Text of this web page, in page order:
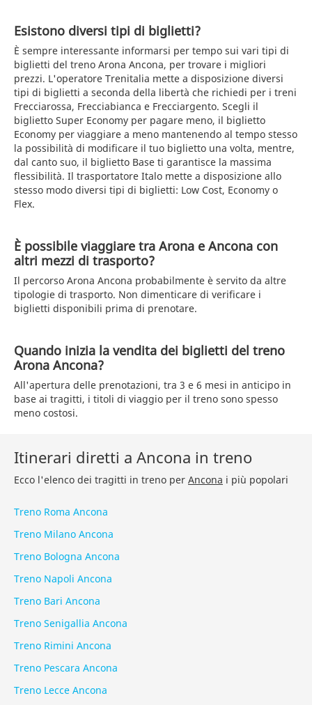
Esistono diversi tipi di biglietti?
È sempre interessante informarsi per tempo sui vari tipi di
biglietti del treno Arona Ancona, per trovare i migliori
prezzi. L'operatore Trenitalia mette a disposizione diversi
tipi di biglietti a seconda della libertà che richiedi per i treni
Frecciarossa, Frecciabianca e Frecciargento. Scegli il
biglietto Super Economy per pagare meno, il biglietto
Economy per viaggiare a meno mantenendo al tempo stesso
la possibilità di modificare il tuo biglietto una volta, mentre,
dal canto suo, il biglietto Base ti garantisce la massima
flessibilità. Il trasportatore Italo mette a disposizione allo
stesso modo diversi tipi di biglietti: Low Cost, Economy o
Flex.
È possibile viaggiare tra Arona e Ancona con
altri mezzi di trasporto?
Il percorso Arona Ancona probabilmente è servito da altre
tipologie di trasporto. Non dimenticare di verificare i
biglietti disponibili prima di prenotare.
Quando inizia la vendita dei biglietti del treno
Arona Ancona?
All'apertura delle prenotazioni, tra 3 e 6 mesi in anticipo in
base ai tragitti, i titoli di viaggio per il treno sono spesso
meno costosi.
Itinerari diretti a Ancona in treno
Ecco l'elenco dei tragitti in treno per Ancona i più popolari
Treno Roma Ancona
Treno Milano Ancona
Treno Bologna Ancona
Treno Napoli Ancona
Treno Bari Ancona
Treno Senigallia Ancona
Treno Rimini Ancona
Treno Pescara Ancona
Treno Lecce Ancona